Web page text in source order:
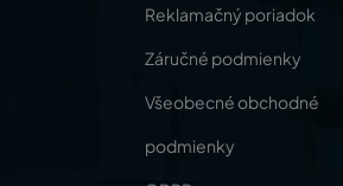
Reklamačný poriadok
Záručné podmienky
Všeobecné obchodné
podmienky